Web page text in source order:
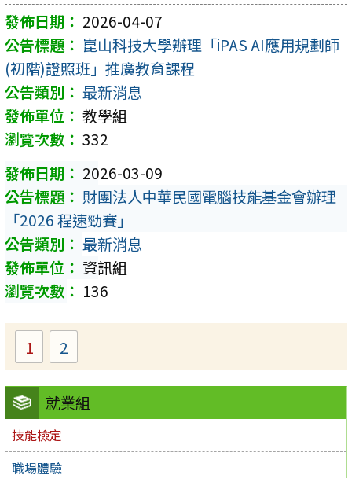
就業組
技能檢定
職場體驗
2026-04-07
崑山科技大學辦理「iPAS AI應用規劃師
(初階)證照班」推廣教育課程
最新消息
教學組
332
2026-03-09
財團法人中華民國電腦技能基金會辦理
「2026 程速勁賽」
最新消息
資訊組
136
1 2